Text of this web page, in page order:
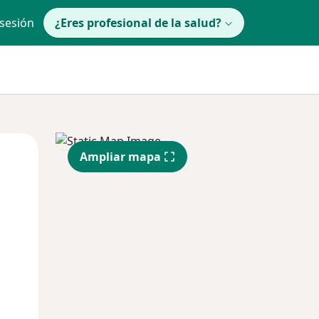
¿Eres profesional de la salud?
Mié
12 Ago
Jue
13 Ago
Ampliar mapa